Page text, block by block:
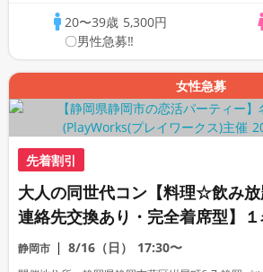
20〜39歳 5,300円
〇男性急募‼
女性急募
先着割引
大人の同世代コン【料理☆飲み放
連絡先交換あり・完全着席型】
数・初参加も大歓迎☆プレイワー
☆
静岡市 8/16（日） 17:30〜